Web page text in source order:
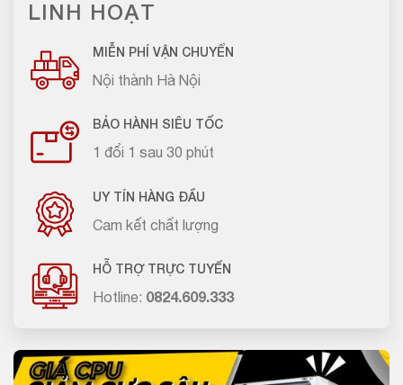
LINH HOẠT
MIỄN PHÍ VẬN CHUYỂN
Nội thành Hà Nội
BẢO HÀNH SIÊU TỐC
1 đổi 1 sau 30 phút
UY TÍN HÀNG ĐẦU
Cam kết chất lượng
HỖ TRỢ TRỰC TUYẾN
Hotline: 0824.609.333